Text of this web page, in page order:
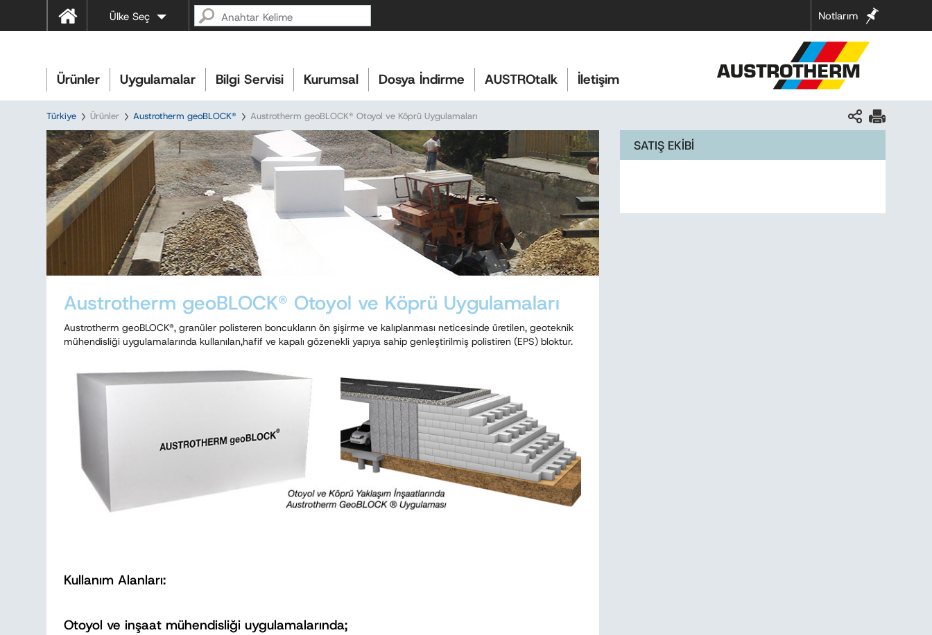
Notlarım
Ülke Seç
Ürünler Uygulamalar Bilgi Servisi Kurumsal Dosya İndirme AUSTROtalk İletişim
Türkiye Ürünler Austrotherm geoBLOCK® Austrotherm geoBLOCK® Otoyol ve Köprü Uygulamaları
Austrotherm geoBLOCK® Otoyol ve Köprü Uygulamaları
Austrotherm geoBLOCK®, granüler polisteren boncukların ön şişirme ve kalıplanması neticesinde üretilen, geoteknik
mühendisliği uygulamalarında kullanılan,hafif ve kapalı gözenekli yapıya sahip genleştirilmiş polistiren (EPS) bloktur.
Kullanım Alanları:
Otoyol ve inşaat mühendisliği uygulamalarında;
SATIŞ EKİBİ